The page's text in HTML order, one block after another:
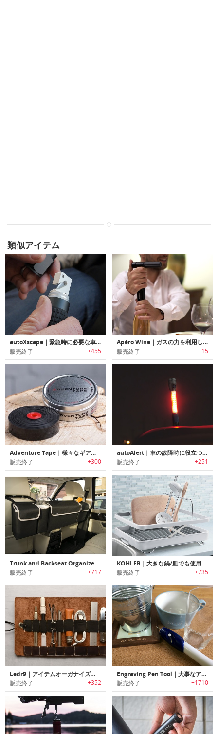
類似アイテム
autoXscape｜緊急時に必要な車内脱出ツール搭載フラッシュライト「オートエスケープ」
販売終了 +455
Apéro Wine｜ガスの力を利用したワインオープナー「アペロワイン」
販売終了 +15
Adventure Tape｜様々なギアを修復可能な多用途テープ「アドベンチャーテープ」
販売終了 +300
autoAlert｜車の故障時に役立つエマージェンシーライト搭載LEDフラッシュライト「オートアラート」
販売終了 +251
Trunk and Backseat Organizer｜大容量のトランク/バックシートオーガナイザー
販売終了 +717
KOHLER｜大きな鍋/皿でも使用可能なワイングラスラック付きディッシュラック
販売終了 +735
Ledr9｜アイテムオーガナイズに最適なフルグレインレザーツールロール「レダーナイン」
販売終了 +352
Engraving Pen Tool｜大事なアイテムに名前が彫り込める彫刻ペンツール
販売終了 +1710